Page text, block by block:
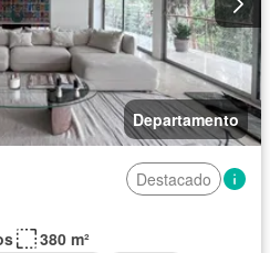
Departamento
Destacado
380 m²